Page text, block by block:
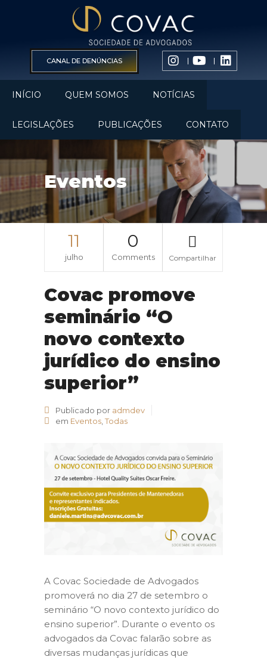
CANAL DE DENÚNCIAS
INÍCIO QUEM SOMOS NOTÍCIAS
LEGISLAÇÕES PUBLICAÇÕES CONTATO
Eventos
11
julho
0
Comments Compartilhar
Covac promove
seminário “O
novo contexto
jurídico do ensino
superior”
Publicado por admdev
em Eventos Todas
A Covac Sociedade de Advogados
promoverá no dia 27 de setembro o
seminário “O novo contexto jurídico do
ensino superior”. Durante o evento os
advogados da Covac falarão sobre as
diversas mudanças jurídicas que